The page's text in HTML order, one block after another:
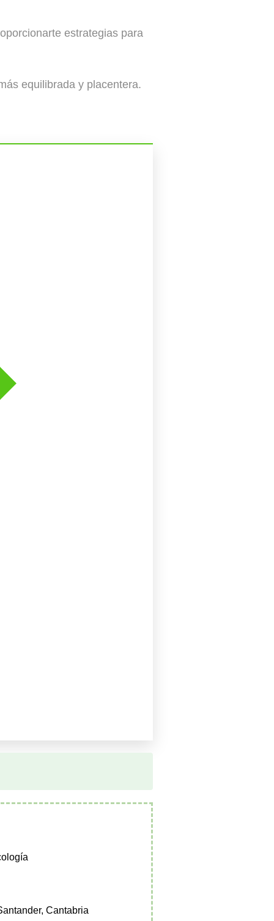
estrategias para
equilibrada y placentera.
Cantabria